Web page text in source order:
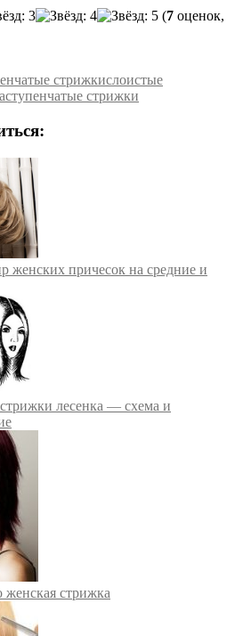
(7 оценок,
стрижкислоистые
ступенчатые стрижки
женских причесок на средние и
лесенка — схема и
стрижка